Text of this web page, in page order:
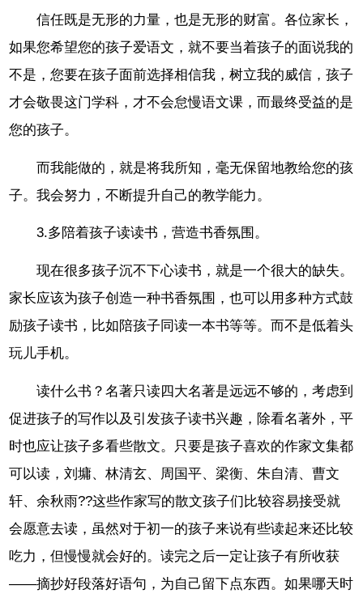
信任既是无形的力量，也是无形的财富。各位家长，
如果您希望您的孩子爱语文，就不要当着孩子的面说我的
不是，您要在孩子面前选择相信我，树立我的威信，孩子
才会敬畏这门学科，才不会怠慢语文课，而最终受益的是
您的孩子。
而我能做的，就是将我所知，毫无保留地教给您的孩
子。我会努力，不断提升自己的教学能力。
3.多陪着孩子读读书，营造书香氛围。
现在很多孩子沉不下心读书，就是一个很大的缺失。
家长应该为孩子创造一种书香氛围，也可以用多种方式鼓
励孩子读书，比如陪孩子同读一本书等等。而不是低着头
玩儿手机。
读什么书？名著只读四大名著是远远不够的，考虑到
促进孩子的写作以及引发孩子读书兴趣，除看名著外，平
时也应让孩子多看些散文。只要是孩子喜欢的作家文集都
可以读，刘墉、林清玄、周国平、梁衡、朱自清、曹文
轩、余秋雨??这些作家写的散文孩子们比较容易接受就
会愿意去读，虽然对于初一的孩子来说有些读起来还比较
吃力，但慢慢就会好的。读完之后一定让孩子有所收获
——摘抄好段落好语句，为自己留下点东西。如果哪天时